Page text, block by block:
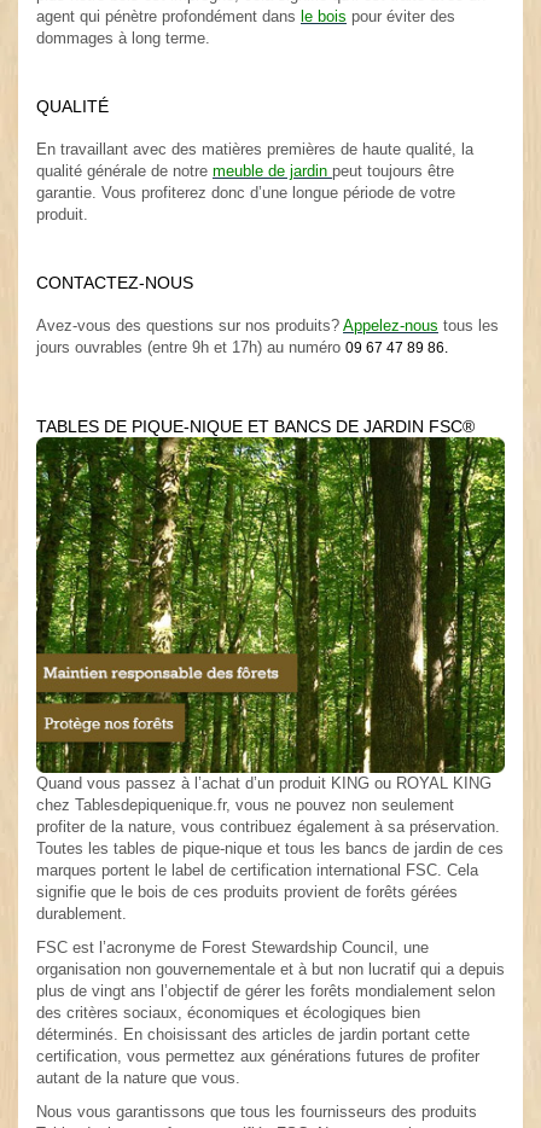
agent qui pénètre profondément dans le bois pour éviter des
dommages à long terme.
QUALITÉ
En travaillant avec des matières premières de haute qualité, la
qualité générale de notre meuble de jardin peut toujours être
garantie. Vous profiterez donc d’une longue période de votre
produit.
CONTACTEZ-NOUS
Avez-vous des questions sur nos produits? Appelez-nous tous les
jours ouvrables (entre 9h et 17h) au numéro 09 67 47 89 86.
TABLES DE PIQUE-NIQUE ET BANCS DE JARDIN FSC®
Quand vous passez à l’achat d’un produit KING ou ROYAL KING
chez Tablesdepiquenique.fr, vous ne pouvez non seulement
profiter de la nature, vous contribuez également à sa préservation.
Toutes les tables de pique-nique et tous les bancs de jardin de ces
marques portent le label de certification international FSC. Cela
signifie que le bois de ces produits provient de forêts gérées
durablement.
FSC est l’acronyme de Forest Stewardship Council, une
organisation non gouvernementale et à but non lucratif qui a depuis
plus de vingt ans l’objectif de gérer les forêts mondialement selon
des critères sociaux, économiques et écologiques bien
déterminés. En choisissant des articles de jardin portant cette
certification, vous permettez aux générations futures de profiter
autant de la nature que vous.
Nous vous garantissons que tous les fournisseurs des produits